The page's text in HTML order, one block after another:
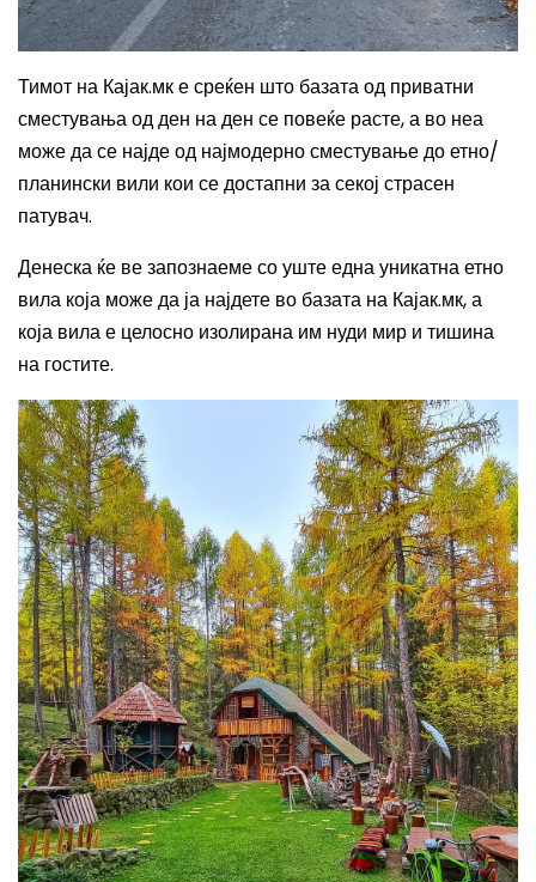
Тимот на Кајак.мк е среќен што базата од приватни
сместувања од ден на ден се повеќе расте, а во неа
може да се најде од најмодерно сместување до етно/
планински вили кои се достапни за секој страсен
патувач.
Денеска ќе ве запознаеме со уште една уникатна етно
вила која може да ја најдете во базата на Кајак.мк, а
која вила е целосно изолирана им нуди мир и тишина
на гостите.